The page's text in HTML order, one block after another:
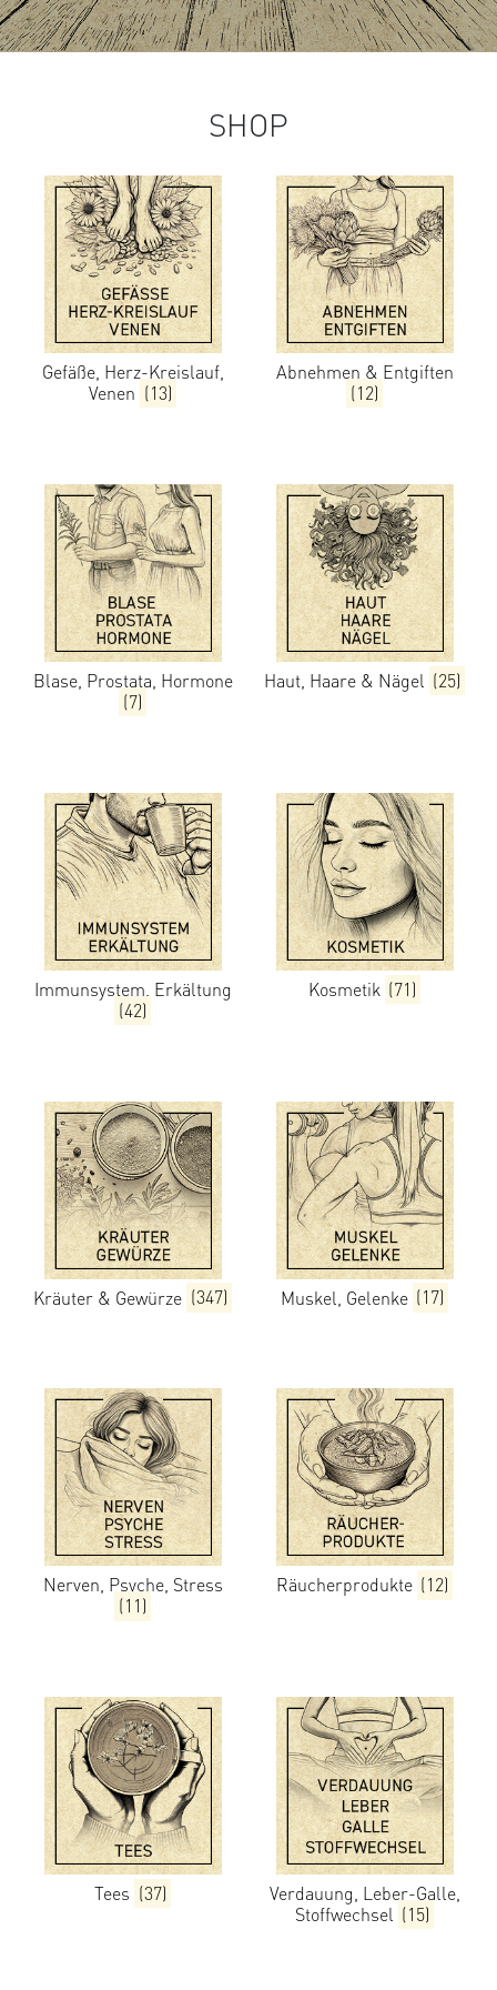
SHOP
Gefäße, Herz-Kreislauf,
Venen (13)
Abnehmen & Entgiften
(12)
Blase, Prostata, Hormone
(7)
Haut, Haare & Nägel (25)
Immunsystem, Erkältung
(42)
Kosmetik (71)
Kräuter & Gewürze (347) Muskel, Gelenke (17)
Nerven, Psyche, Stress
(11)
Räucherprodukte (12)
Tees (37)
Verdauung, Leber-Galle,
Stoffwechsel (15)